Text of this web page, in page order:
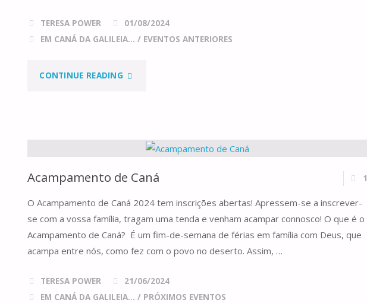
TERESA POWER
01/08/2024
EM CANÁ DA GALILEIA... / EVENTOS ANTERIORES
CONTINUE READING "SIM,
ESPAÇO
DA
NOSSA
TENDA!"
Acampamento de Caná 1
O Acampamento de Caná 2024 tem inscrições abertas! Apressem-se a inscrever-
se com a vossa família, tragam uma tenda e venham acampar connosco! O que é o
Acampamento de Caná? É um fim-de-semana de férias em família com Deus, que
acampa entre nós, como fez com o povo no deserto. Assim, …
TERESA POWER
21/06/2024
EM CANÁ DA GALILEIA... / PRÓXIMOS EVENTOS